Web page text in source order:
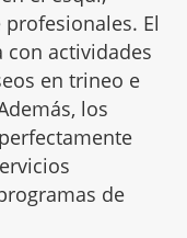
El
actividades
en trineo e
los
de